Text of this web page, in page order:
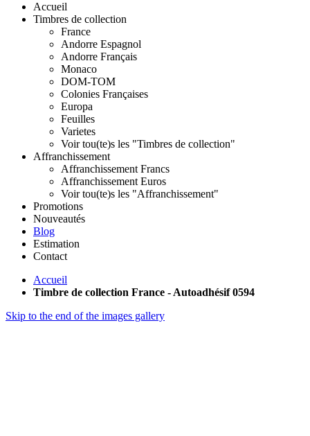
Accueil
Timbres de collection
France
Andorre Espagnol
Andorre Français
Monaco
DOM-TOM
Colonies Françaises
Europa
Feuilles
Varietes
Voir tou(te)s les "Timbres de collection"
Affranchissement
Affranchissement Francs
Affranchissement Euros
Voir tou(te)s les "Affranchissement"
Promotions
Nouveautés
Blog
Estimation
Contact
Accueil
Timbre de collection France - Autoadhésif 0594
Skip to the end of the images gallery